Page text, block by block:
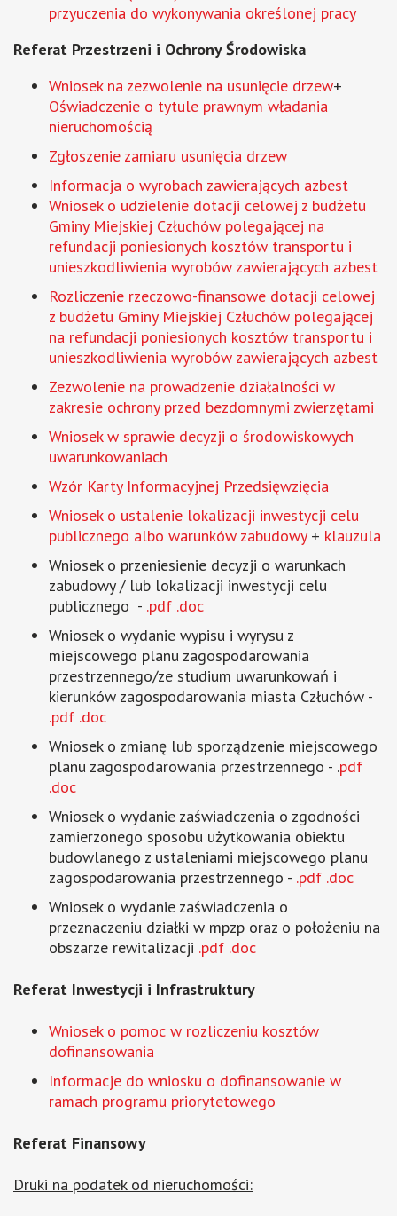
przyuczenia do wykonywania określonej pracy
Referat Przestrzeni i Ochrony Środowiska
Wniosek na zezwolenie na usunięcie drzew+
Oświadczenie o tytule prawnym władania
nieruchomością
Zgłoszenie zamiaru usunięcia drzew
Informacja o wyrobach zawierających azbest
Wniosek o udzielenie dotacji celowej z budżetu
Gminy Miejskiej Człuchów polegającej na
refundacji poniesionych kosztów transportu i
unieszkodliwienia wyrobów zawierających azbest
Rozliczenie rzeczowo-finansowe dotacji celowej
z budżetu Gminy Miejskiej Człuchów polegającej
na refundacji poniesionych kosztów transportu i
unieszkodliwienia wyrobów zawierających azbest
Zezwolenie na prowadzenie działalności w
zakresie ochrony przed bezdomnymi zwierzętami
Wniosek w sprawie decyzji o środowiskowych
uwarunkowaniach
Wzór Karty Informacyjnej Przedsięwzięcia
Wniosek o ustalenie lokalizacji inwestycji celu
publicznego albo warunków zabudowy + klauzula
Wniosek o przeniesienie decyzji o warunkach
zabudowy / lub lokalizacji inwestycji celu
publicznego - .pdf .doc
Wniosek o wydanie wypisu i wyrysu z
miejscowego planu zagospodarowania
przestrzennego/ze studium uwarunkowań i
kierunków zagospodarowania miasta Człuchów -
.pdf .doc
Wniosek o zmianę lub sporządzenie miejscowego
planu zagospodarowania przestrzennego - .pdf
.doc
Wniosek o wydanie zaświadczenia o zgodności
zamierzonego sposobu użytkowania obiektu
budowlanego z ustaleniami miejscowego planu
zagospodarowania przestrzennego - .pdf .doc
Wniosek o wydanie zaświadczenia o
przeznaczeniu działki w mpzp oraz o położeniu na
obszarze rewitalizacji .pdf .doc
Referat Inwestycji i Infrastruktury
Wniosek o pomoc w rozliczeniu kosztów
dofinansowania
Informacje do wniosku o dofinansowanie w
ramach programu priorytetowego
Referat Finansowy
Druki na podatek od nieruchomości: